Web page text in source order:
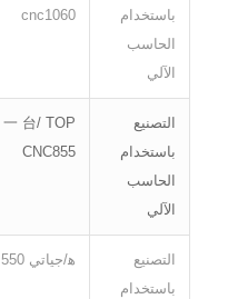
باستخدام
الحاسب
الآلي
cnc1060
التصنيع
باستخدام
الحاسب
الآلي
一 台/ TOP
CNC855
التصنيع
باستخدام
ﻫ/جياتي 550